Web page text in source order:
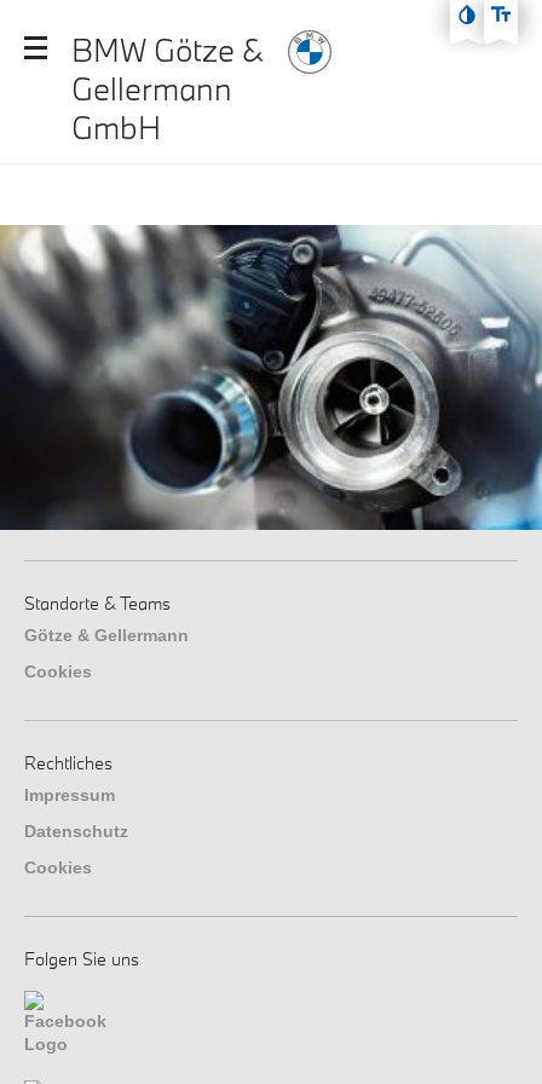
Zum Hauptmenü
BMW Götze &
Gellermann
GmbH
Standorte & Teams
Götze & Gellermann
Cookies
Rechtliches
Impressum
Datenschutz
Cookies
Folgen Sie uns